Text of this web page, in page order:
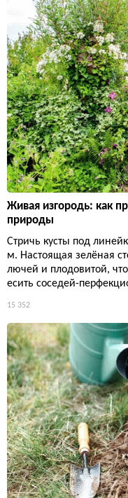
Живая изгородь: как
природы
Стричь кусты под
м. Настоящая зелёная
лючей и плодовитой,
есить соседей-
15 352